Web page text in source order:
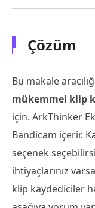
Çözüm
Bu makale
mükemmel klip
için. ArkThinker
Bandicam içerir.
seçenek
ihtiyaçlarınız
klip kaydediciler